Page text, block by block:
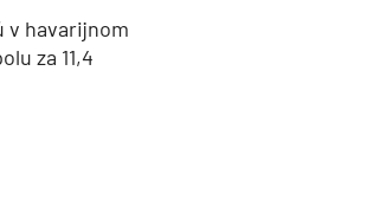
v havarijnom
za 11,4